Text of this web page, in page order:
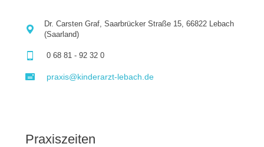
Dr. Carsten Graf, Saarbrücker Straße 15, 66822 Lebach
(Saarland)
0 68 81 - 92 32 0
praxis@kinderarzt-lebach.de
Praxiszeiten